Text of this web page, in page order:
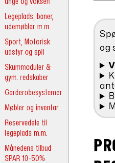
Legeplads, baner,
udemøbler m.m.
Sport, Motorisk
udstyr og spil
Skummoduler &
gym. redskaber
Garderobesystemer
Møbler og inventar
Reservedele til
legeplads m.m.
Månedens tilbud
SPAR 10-50%
og